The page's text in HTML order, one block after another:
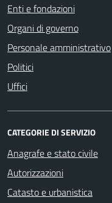
Enti e fondazioni
Organi di governo
Personale amministrativo
Politici
Uffici
CATEGORIE DI SERVIZIO
Anagrafe e stato civile
Autorizzazioni
Catasto e urbanistica